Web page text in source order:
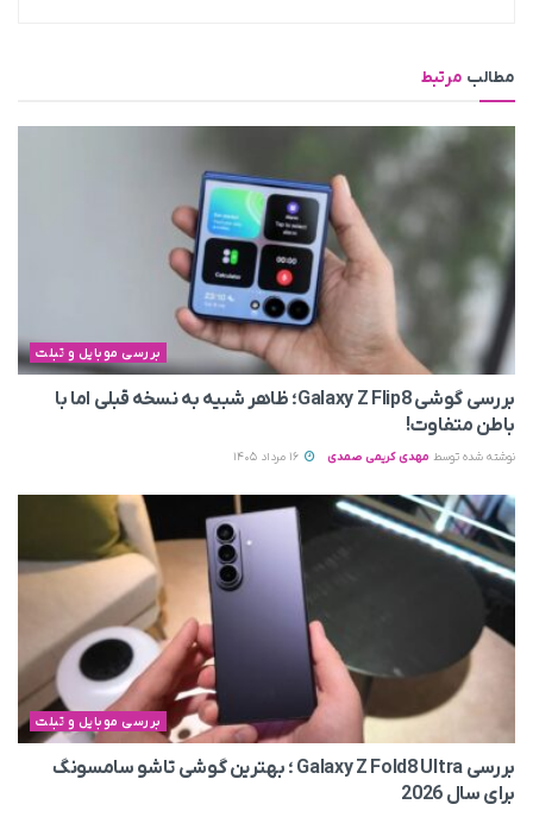
مطالب مرتبط
بررسی موبایل و تبلت
بررسی گوشی Galaxy Z Flip8؛ ظاهر شبیه به نسخه قبلی اما با
باطن متفاوت!
نوشته شده توسط مهدی کریمی صمدی
بررسی موبایل و تبلت
بررسی Galaxy Z Fold8 Ultra ؛ بهترین گوشی تاشو سامسونگ
برای سال 2026